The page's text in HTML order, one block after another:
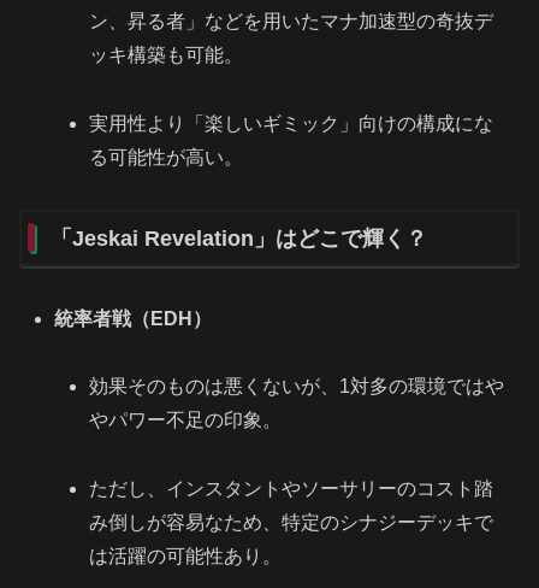
ン、昇る者」などを用いたマナ加速型の奇抜デ
ッキ構築も可能。
実用性より「楽しいギミック」向けの構成にな
る可能性が高い。
「Jeskai Revelation」はどこで輝く？
統率者戦（EDH）
効果そのものは悪くないが、1対多の環境ではや
やパワー不足の印象。
ただし、インスタントやソーサリーのコスト踏
み倒しが容易なため、特定のシナジーデッキで
は活躍の可能性あり。